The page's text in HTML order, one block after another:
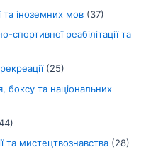
та іноземних мов (37)
спортивної реабілітації та
(25)
боксу та національних
та мистецтвознавства (28)